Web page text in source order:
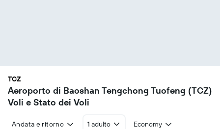
TCZ
Aeroporto di Baoshan Tengchong Tuofeng (TCZ)
Voli e Stato dei Voli
Andata e ritorno 1 adulto
Economy